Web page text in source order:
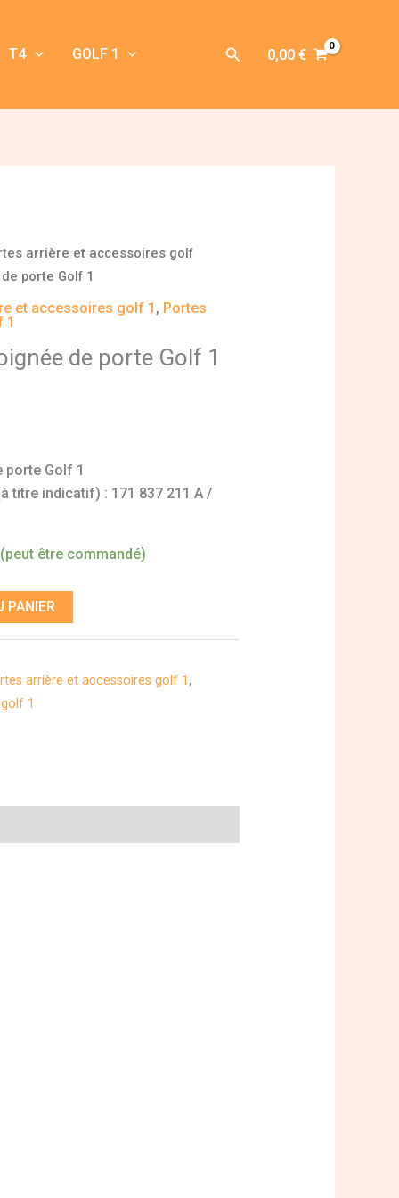
T4 GOLF 1 Rechercher
0,00 €
arrière et accessoires golf
porte Golf 1
et accessoires golf 1 , Portes
1
de porte Golf 1
porte Golf 1
titre indicatif) : 171 837 211 A /
être commandé)
PANIER
arrière et accessoires golf 1 ,
1